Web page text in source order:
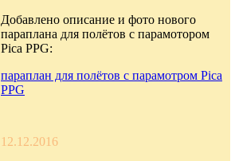
Добавлено описание и фото нового
параплана для полётов с парамотором
Pica PPG:
параплан для полётов с парамотром Pica
PPG
12.12.2016